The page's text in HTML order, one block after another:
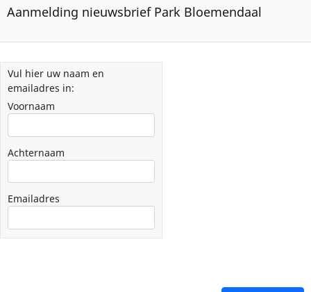
Aanmelding nieuwsbrief Park Bloemendaal
Vul hier uw naam en
emailadres in:
Voornaam
Achternaam
Emailadres